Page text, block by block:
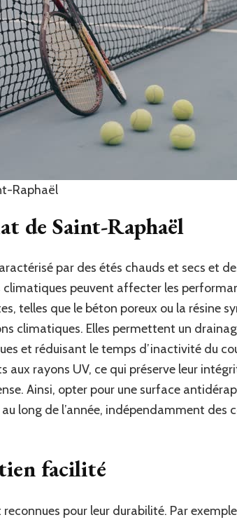
Raphaël
de Saint-Raphaël
par des étés chauds et secs et
climatiques peuvent affecter les
telles que le béton poreux ou la résine
climatiques. Elles permettent un
et réduisant le temps d’inactivité du
aux rayons UV, ce qui préserve leur
Ainsi, opter pour une surface
long de l’année, indépendamment des
facilité
pour leur durabilité. Par